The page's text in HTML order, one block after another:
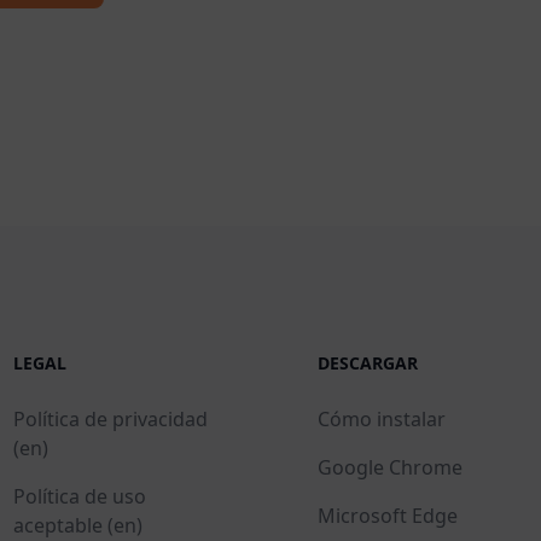
LEGAL
Política de privacidad
(en)
Política de uso
aceptable (en)
DESCARGAR
Cómo instalar
Google Chrome
Microsoft Edge